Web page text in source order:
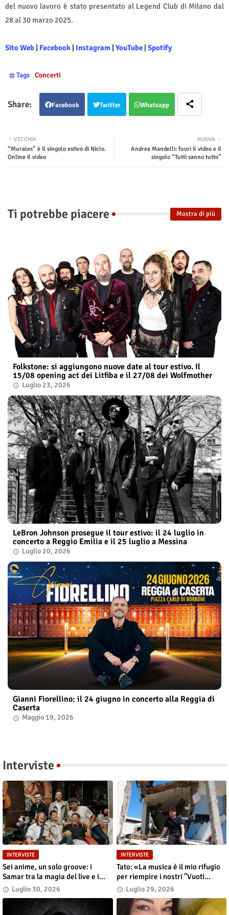
del nuovo lavoro è stato presentato al Legend Club di Milano dal
28 al 30 marzo 2025.
Sito Web Facebook Instagram YouTube Spotify
Tags Concerti
Facebook Twitter Whatsapp
NUOVA
Andrea Mandelli: fuori il video e il
singolo “Tutti sanno tutto”
VECCHIA
“Murales” è il singolo estivo di Niclo.
Online il video
Ti potrebbe piacere Mostra di più
Folkstone: si aggiungono nuove date al tour estivo. Il
15/08 opening act dei Litfiba e il 27/08 dei Wolfmother
Luglio 23, 2026
LeBron Johnson prosegue il tour estivo: il 24 luglio in
concerto a Reggio Emilia e il 25 luglio a Messina
Luglio 20, 2026
Gianni Fiorellino: il 24 giugno in concerto alla Reggia di
Caserta
Maggio 19, 2026
Interviste
INTERVISTE
Sei anime, un solo groove: i
Samar tra la magia del live e i
grandi sogni
Luglio 30, 2026
INTERVISTE
Tato: «La musica è il mio rifugio
per riempire i nostri "Vuoti
digitali"»
Luglio 29, 2026